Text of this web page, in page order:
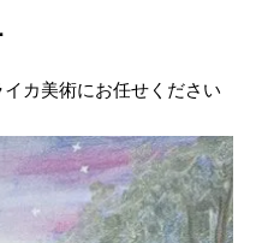
カ美術にお任せください